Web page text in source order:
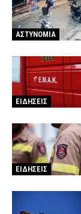
ΑΣΤΥΝΟΜΙΑ
ΕΙΔΗΣΕΙΣ
ΕΙΔΗΣΕΙΣ